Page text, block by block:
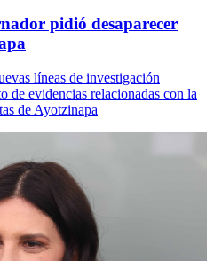
pidió desaparecer
líneas de investigación
de evidencias relacionadas con la
de Ayotzinapa